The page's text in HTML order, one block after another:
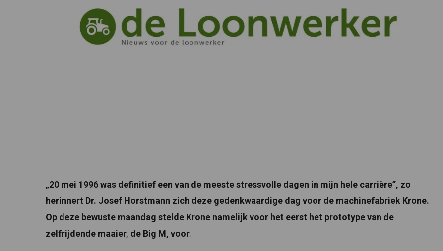
„20 mei 1996 was definitief een van de meeste stressvolle dagen in mijn hele carrière”, zo
herinnert Dr. Josef Horstmann zich deze gedenkwaardige dag voor de machinefabriek Krone.
Op deze bewuste maandag stelde Krone namelijk voor het eerst het prototype van de
zelfrijdende maaier, de Big M, voor.